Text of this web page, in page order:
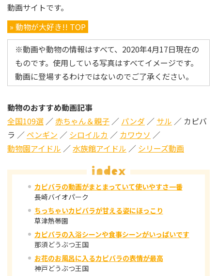
動画サイトです。
» 動物が大好き!! TOP
※動画や動物の情報はすべて、2020年4月17日現在の
ものです。使用している写真はすべてイメージです。
動画に登場するわけではないのでご了承ください。
動物のおすすめ動画記事
全国109選 ／赤ちゃん＆親子 ／ パンダ ／ サル ／ カピバ
ラ ／ペンギン ／ シロイルカ ／ カワウソ ／
動物園アイドル ／水族館アイドル ／ シリーズ動画
カピバラの動画がまとまっていて使いやすさ一番
長崎バイオパーク
ちっちゃいカピバラが甘える姿にほっこり
草津熱帯園
カピバラの入浴シーンや食事シーンがいっぱいです
那須どうぶつ王国
お花のお風呂に入るカピバラの表情が最高
神戸どうぶつ王国